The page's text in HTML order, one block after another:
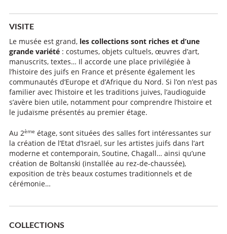
VISITE
Le musée est grand, les collections sont riches et d’une
grande variété : costumes, objets cultuels, œuvres d’art,
manuscrits, textes… Il accorde une place privilégiée à
l’histoire des juifs en France et présente également les
communautés d’Europe et d’Afrique du Nord. Si l’on n’est pas
familier avec l’histoire et les traditions juives, l’audioguide
s’avère bien utile, notamment pour comprendre l’histoire et
le judaïsme présentés au premier étage.
Au 2ème étage, sont situées des salles fort intéressantes sur
la création de l’Etat d’Israël, sur les artistes juifs dans l’art
moderne et contemporain, Soutine, Chagall… ainsi qu’une
création de Boltanski (installée au rez-de-chaussée),
exposition de très beaux costumes traditionnels et de
cérémonie…
COLLECTIONS